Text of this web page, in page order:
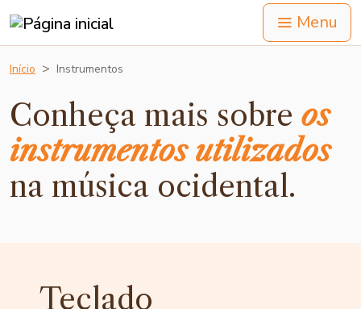
Menu
Início Instrumentos
Conheça mais sobre os
instrumentos utilizados
na música ocidental.
Teclado